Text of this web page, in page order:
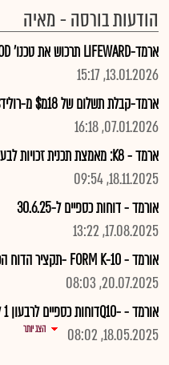
הודעות בורסה - מאיה
ארמד-LIFEWARD תרכוש את טכנו' POD מהחברה,LIFEWARD תקצה לאורמד..
13.01.2026, 15:17
ארמד-קבלת תשלום של 18מ$ מ-רולידS; מכריזה על דיב' של $0.25, ק..
07.01.2026, 16:18
ארמד - K8: מאמצת תכנית זכויות לבעלי המניות ,פרטים
18.11.2025, 09:54
אורמד - דוחות כספיים ל-30.6.25
17.08.2025, 13:22
אורמד - FORM K-10 -תקציר הדוח הכספי לשנת 2024
20.07.2025, 08:03
אורמד - -Q10דוחות כספיים לרבעון 1 לשנת 2025
18.05.2025, 08:02
הצג יותר